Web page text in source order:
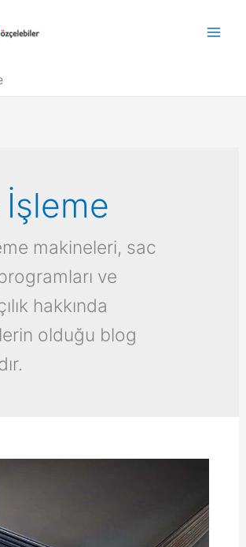
makineleri, sac
ve
hakkında
olduğu blog